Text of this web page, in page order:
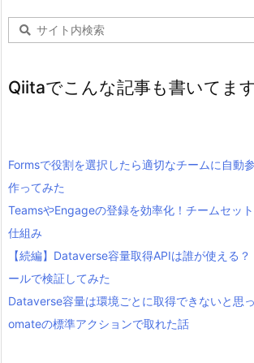
Qiitaでこんな記事も書いてます
Formsで役割を選択したら適切なチームに自動
作ってみた
TeamsやEngageの登録を効率化！チームセッ
仕組み
【続編】Dataverse容量取得APIは誰が使える
ールで検証してみた
Dataverse容量は環境ごとに取得できないと思
omateの標準アクションで取れた話